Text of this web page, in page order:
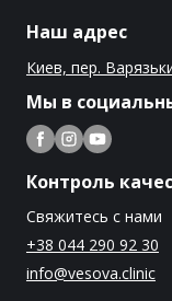
Наш адрес
Киев, пер.
Мы в
Контроль
Свяжитесь с нами
+38 044 290 92 30
info@vesova.clinic